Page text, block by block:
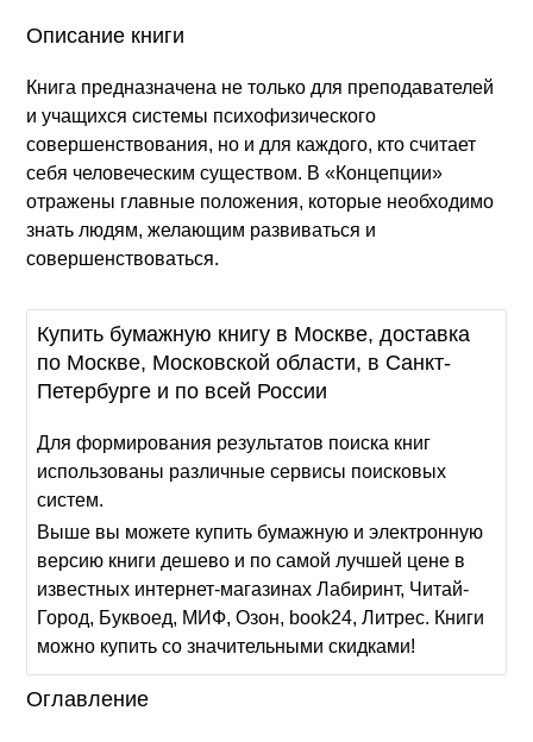
Описание книги
Книга предназначена не только для преподавателей
и учащихся системы психофизического
совершенствования, но и для каждого, кто считает
себя человеческим существом. В «Концепции»
отражены главные положения, которые необходимо
знать людям, желающим развиваться и
совершенствоваться.
Купить бумажную книгу в Москве, доставка
по Москве, Московской области, в Санкт-
Петербурге и по всей России
Для формирования результатов поиска книг
использованы различные сервисы поисковых
систем.
Выше вы можете купить бумажную и электронную
версию книги дешево и по самой лучшей цене в
известных интернет-магазинах Лабиринт, Читай-
Город, Буквоед, МИФ, Озон, book24, Литрес. Книги
можно купить со значительными скидками!
Оглавление